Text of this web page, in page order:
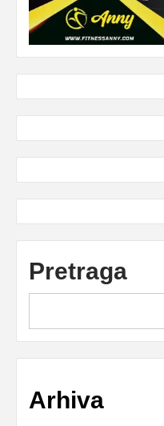
Pretraga
Arhiva